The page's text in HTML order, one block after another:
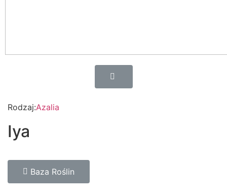
Rodzaj:Azalia
Iya
Baza Roślin